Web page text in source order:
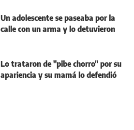
Un adolescente se paseaba por la
calle con un arma y lo detuvieron
Lo trataron de "pibe chorro" por su
apariencia y su mamá lo defendió